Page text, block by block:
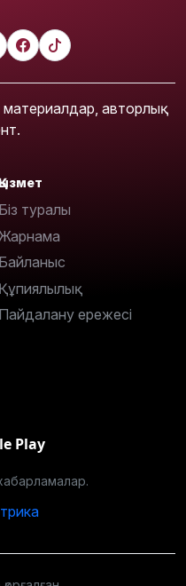
материалдар, авторлық
Біз туралы
Жарнама
Байланыс
Құпиялылық
Пайдалану ережесі
Play